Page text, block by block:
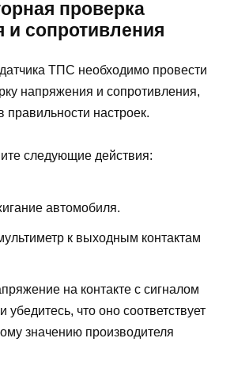
проверка
и сопротивления
ТПС необходимо провести
напряжения и сопротивления,
правильности настроек.
следующие действия:
автомобиля.
к выходным контактам
на контакте с сигналом
убедитесь, что оно соответствует
значению производителя